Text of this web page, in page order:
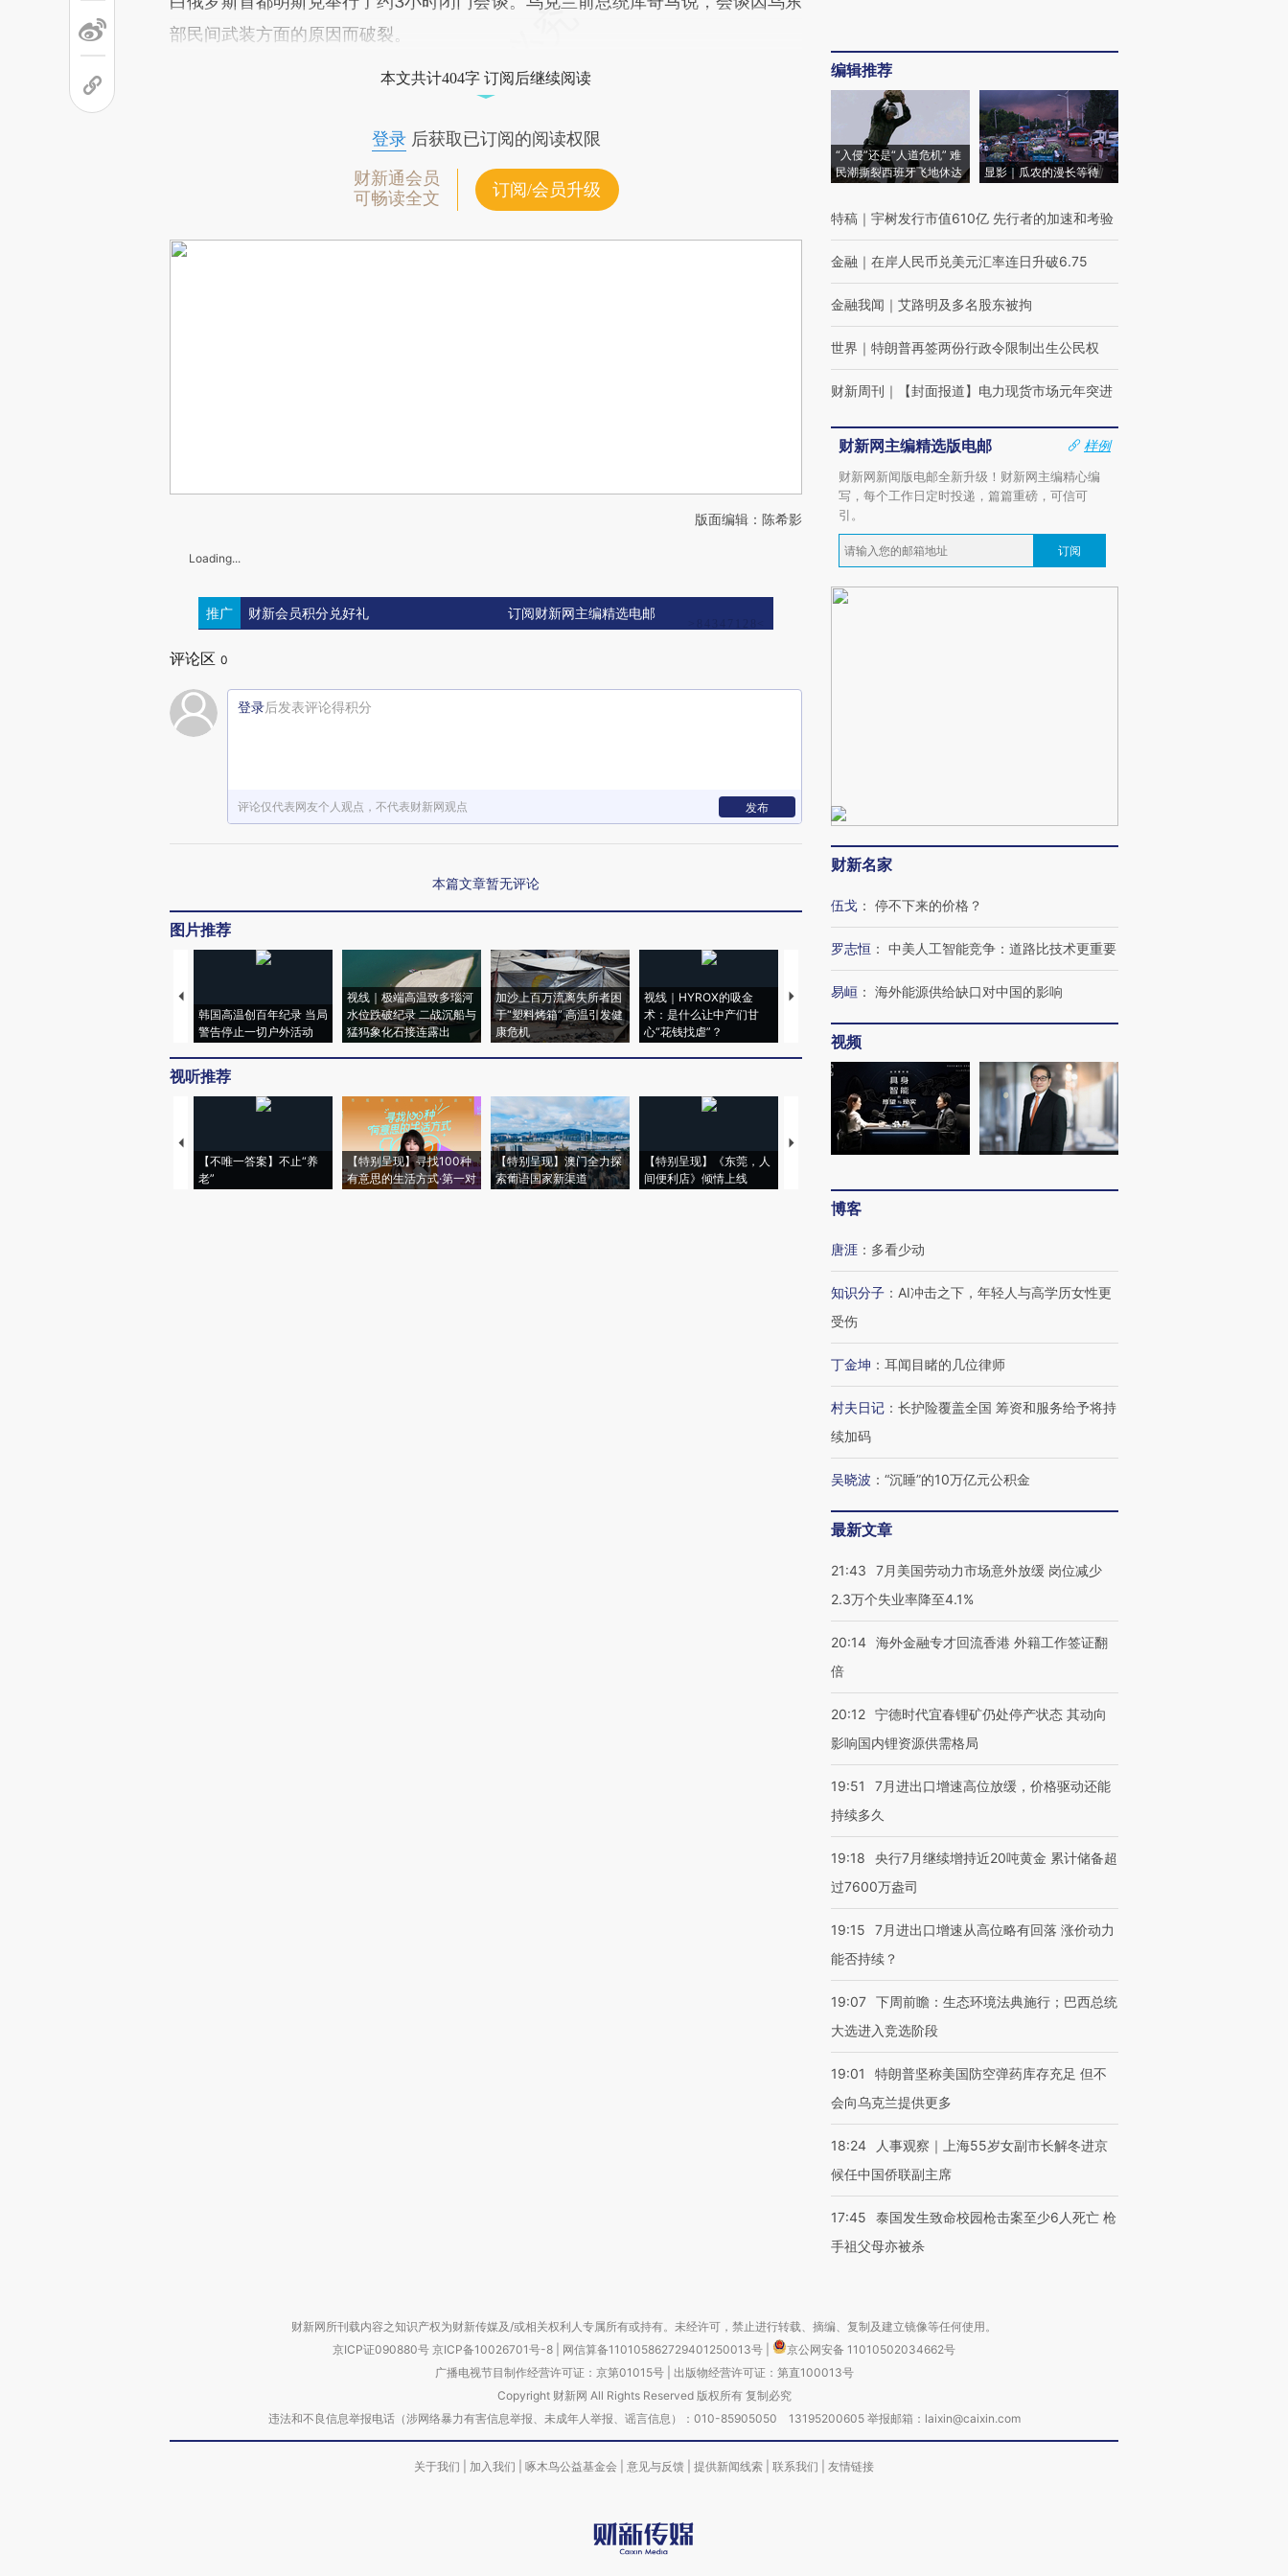
部民间武装方面的原因而破裂。
本文共计404字 订阅后继续阅读
登录后获取已订阅的阅读权限
财新通会员
可畅读全文
订阅/会员升级
版面编辑：陈希影
Loading...
推广 财新会员积分兑好礼 订阅财新网主编精选电邮
评论区 0
登录后发表评论得积分
评论仅代表网友个人观点，不代表财新网观点 发布
本篇文章暂无评论
图片推荐
韩国高温创百年纪录 当局
警告停止一切户外活动
视线｜极端高温致多瑙河
水位跌破纪录 二战沉船与
猛犸象化石接连露出
加沙上百万流离失所者困
于“塑料烤箱” 高温引发健
康危机
视线｜HYROX的吸金
术：是什么让中产们甘
心“花钱找虐”？
马航飞行员跨国走私7万
视线｜被称为“蟑螂”的印
视听推荐
【不唯一答案】不止“养
老”
【特别呈现】寻找100种
有意思的生活方式·第一对
【特别呈现】澳门全力探
索葡语国家新渠道
【特别呈现】《东莞，人
间便利店》倾情上线
【推广】走进第四届链博
【商旅对话】华住集团
编辑推荐
“入侵”还是“人道危机” 难
民潮撕裂西班牙飞地休达
显影｜瓜农的漫长等待
特稿 ｜ 宇树发行市值610亿 先行者的加速和考验
金融 ｜ 在岸人民币兑美元汇率连日升破6.75
金融我闻 ｜ 艾路明及多名股东被拘
世界 ｜ 特朗普再签两份行政令限制出生公民权
财新周刊 ｜ 【封面报道】电力现货市场元年突进
财新网主编精选版电邮
样例
财新网新闻版电邮全新升级！财新网主编精心编
写，每个工作日定时投递，篇篇重磅，可信可
引。
订阅
财新名家
伍戈 ： 停不下来的价格？
罗志恒 ： 中美人工智能竞争：道路比技术更重要
易峘 ： 海外能源供给缺口对中国的影响
视频
博客
唐涯 ： 多看少动
知识分子 ： AI冲击之下，年轻人与高学历女性更
受伤
丁金坤 ： 耳闻目睹的几位律师
村夫日记 ： 长护险覆盖全国 筹资和服务给予将持
续加码
吴晓波 ： “沉睡”的10万亿元公积金
最新文章
21:43
7月美国劳动力市场意外放缓 岗位减少
2.3万个失业率降至4.1%
20:14 海外金融专才回流香港 外籍工作签证翻
倍
20:12 宁德时代宜春锂矿仍处停产状态 其动向
影响国内锂资源供需格局
19:51
7月进出口增速高位放缓，价格驱动还能
持续多久
19:18
央行7月继续增持近20吨黄金 累计储备超
过7600万盎司
19:15
7月进出口增速从高位略有回落 涨价动力
能否持续？
19:07 下周前瞻：生态环境法典施行；巴西总统
大选进入竞选阶段
19:01
特朗普坚称美国防空弹药库存充足 但不
会向乌克兰提供更多
18:24
人事观察｜上海55岁女副市长解冬进京
候任中国侨联副主席
17:45
泰国发生致命校园枪击案至少6人死亡 枪
手祖父母亦被杀
财新网所刊载内容之知识产权为财新传媒及/或相关权利人专属所有或持有。未经许可，禁止进行转载、摘编、复制及建立镜像等任何使用。
京ICP证090880号 京ICP备10026701号-8 网信算备110105862729401250013号
京公网安备 11010502034662号
广播电视节目制作经营许可证：京第01015号| 出版物经营许可证：第直100013号
Copyright 财新网 All Rights Reserved 版权所有 复制必究
违法和不良信息举报电话（涉网络暴力有害信息举报、未成年人举报、谣言信息）：010-85905050 13195200605 举报邮箱：laixin@caixin.com
关于我们 加入我们 啄木鸟公益基金会 意见与反馈 提供新闻线索 联系我们 友情链接